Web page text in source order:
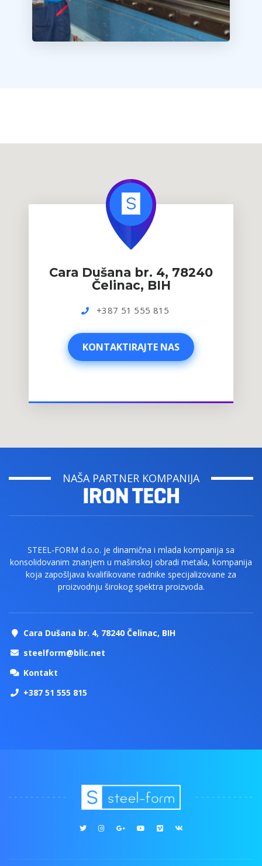
Cara Dušana br. 4, 78240
Čelinac, BIH
+387 51 555 815
KONTAKTIRAJTE NAS
KONTAKTIRAJTE NAS
NAŠA PARTNER KOMPANIJA
STEEL-FORM d.o.o. je dinamična i mlada kompanija sa
konsolidovanim znanjem u mašinskoj obradi metala, kompanija
koja zapošljava kvalifikovane radnike specijalizovane za
proizvodnju širokog spektra proizvoda.
Cara Dušana br. 4, 78240 Čelinac, BIH
steelform@blic.net
Kontakt
+387 51 555 815